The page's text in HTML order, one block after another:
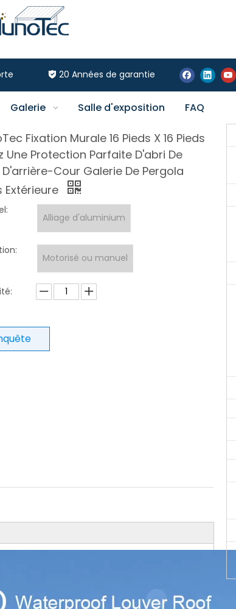
 20 Années de garantie
Galerie Salle d'exposition FAQ
Fixation Murale 16 Pieds X 16 Pieds
Une Protection Parfaite D'abri De
Cour Galerie De Pergola
Extérieure
Alliage d'aluminium
Motorisé ou manuel